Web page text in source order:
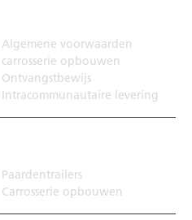
Algemene voorwaarden
carrosserie opbouwen
Ontvangstbewijs
Intracommunautaire levering
Paardentrailers
Carrosserie opbouwen